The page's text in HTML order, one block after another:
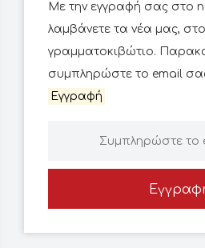
Με την εγγραφή σας στο
λαμβάνετε τα νέα μας,
γραμματοκιβώτιο.
συμπληρώστε το email
Εγγραφή